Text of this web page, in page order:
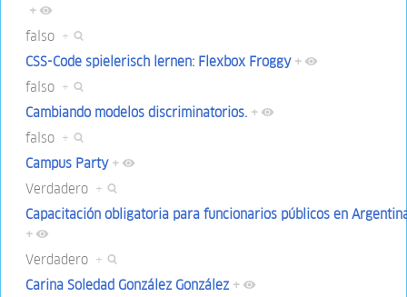
+
falso +
CSS-Code spielerisch lernen: Flexbox Froggy +
falso +
Cambiando modelos discriminatorios. +
falso +
Campus Party +
Verdadero +
Capacitación obligatoria para funcionarios públicos en
+
Verdadero +
Carina Soledad González González +